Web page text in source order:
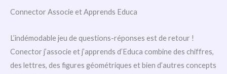
Connector Associe et Apprends Educa
L’indémodable jeu de questions-réponses est de retour !
Conector j’associe et j’apprends d’Educa combine des chiffres,
des lettres, des figures géométriques et bien d’autres concepts